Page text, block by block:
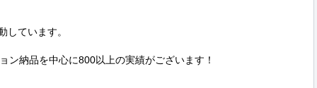
しています。
ン納品を中心に800以上の実績がございます！